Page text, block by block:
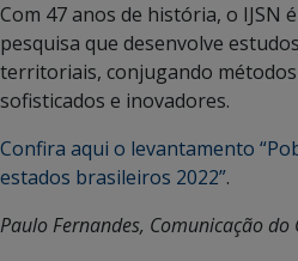
Com 47 anos de história, o IJSN
pesquisa que desenvolve
territoriais, conjugando
sofisticados e inovadores.
Confira aqui o levantamento
estados brasileiros 2022”.
Paulo Fernandes, Comunicação do